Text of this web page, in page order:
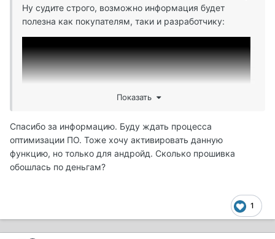
Ну судите строго, возможно информация будет
полезна как покупателям, таки и разработчику:
Показать
Спасибо за информацию. Буду ждать процесса
оптимизации ПО. Тоже хочу активировать данную
функцию, но только для андройд. Сколько прошивка
обошлась по деньгам?
1